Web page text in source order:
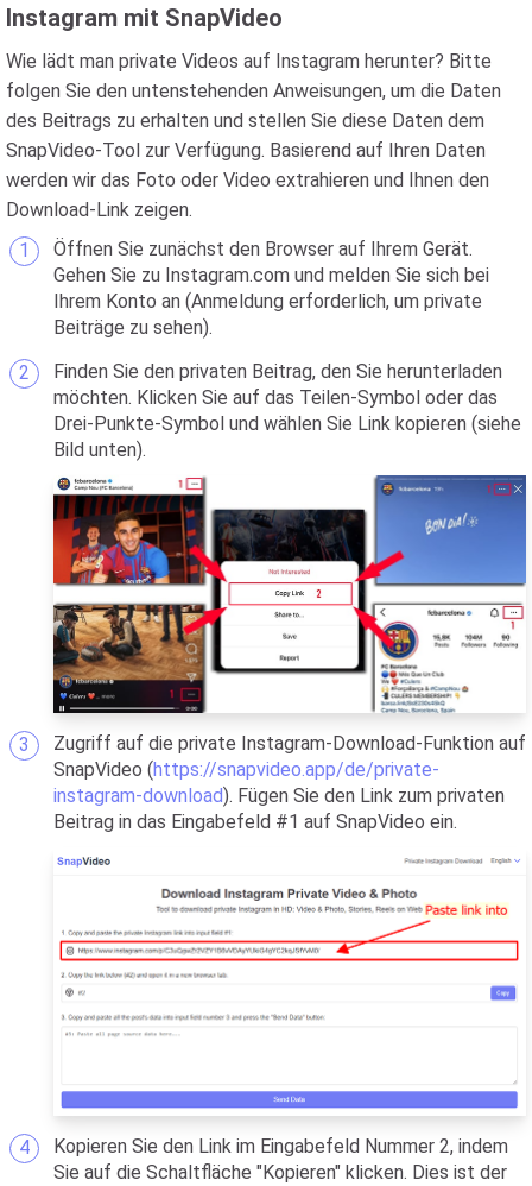
Instagram mit SnapVideo
Wie lädt man private Videos auf Instagram herunter? Bitte
folgen Sie den untenstehenden Anweisungen, um die Daten
des Beitrags zu erhalten und stellen Sie diese Daten dem
SnapVideo-Tool zur Verfügung. Basierend auf Ihren Daten
werden wir das Foto oder Video extrahieren und Ihnen den
Download-Link zeigen.
Öffnen Sie zunächst den Browser auf Ihrem Gerät.
Gehen Sie zu Instagram.com und melden Sie sich bei
Ihrem Konto an (Anmeldung erforderlich, um private
Beiträge zu sehen).
Finden Sie den privaten Beitrag, den Sie herunterladen
möchten. Klicken Sie auf das Teilen-Symbol oder das
Drei-Punkte-Symbol und wählen Sie Link kopieren (siehe
Bild unten).
Zugriff auf die private Instagram-Download-Funktion auf
SnapVideo (https://snapvideo.app/de/private-
instagram-download). Fügen Sie den Link zum privaten
Beitrag in das Eingabefeld #1 auf SnapVideo ein.
Kopieren Sie den Link im Eingabefeld Nummer 2, indem
Sie auf die Schaltfläche "Kopieren" klicken. Dies ist der